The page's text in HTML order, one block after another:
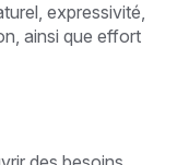
expressivité,
ainsi que effort